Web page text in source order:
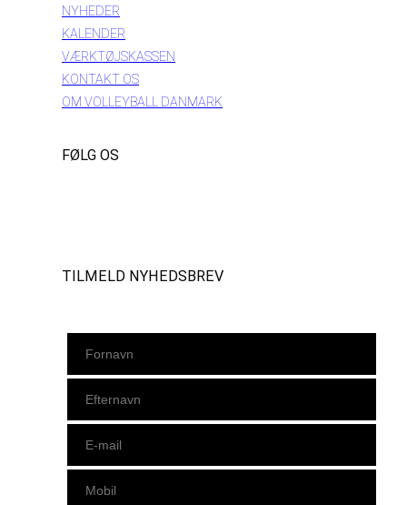
NYHEDER
KALENDER
VÆRKTØJSKASSEN
KONTAKT OS
OM VOLLEYBALL DANMARK
FØLG OS
TILMELD NYHEDSBREV